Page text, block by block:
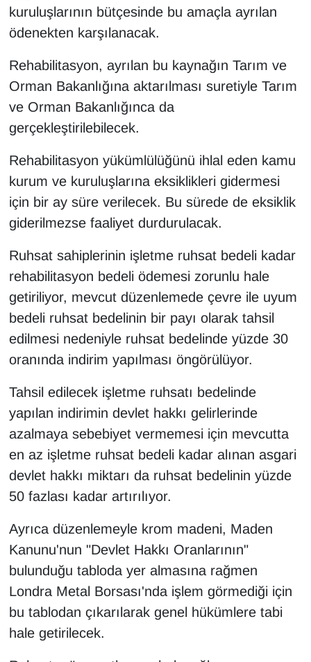
kuruluşlarının bütçesinde bu amaçla ayrılan
ödenekten karşılanacak.
Rehabilitasyon, ayrılan bu kaynağın Tarım ve
Orman Bakanlığına aktarılması suretiyle Tarım
ve Orman Bakanlığınca da
gerçekleştirilebilecek.
Rehabilitasyon yükümlülüğünü ihlal eden kamu
kurum ve kuruluşlarına eksiklikleri gidermesi
için bir ay süre verilecek. Bu sürede de eksiklik
giderilmezse faaliyet durdurulacak.
Ruhsat sahiplerinin işletme ruhsat bedeli kadar
rehabilitasyon bedeli ödemesi zorunlu hale
getiriliyor, mevcut düzenlemede çevre ile uyum
bedeli ruhsat bedelinin bir payı olarak tahsil
edilmesi nedeniyle ruhsat bedelinde yüzde 30
oranında indirim yapılması öngörülüyor.
Tahsil edilecek işletme ruhsatı bedelinde
yapılan indirimin devlet hakkı gelirlerinde
azalmaya sebebiyet vermemesi için mevcutta
en az işletme ruhsat bedeli kadar alınan asgari
devlet hakkı miktarı da ruhsat bedelinin yüzde
50 fazlası kadar artırılıyor.
Ayrıca düzenlemeyle krom madeni, Maden
Kanunu'nun "Devlet Hakkı Oranlarının"
bulunduğu tabloda yer almasına rağmen
Londra Metal Borsası'nda işlem görmediği için
bu tablodan çıkarılarak genel hükümlere tabi
hale getirilecek.